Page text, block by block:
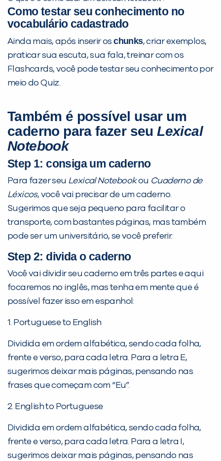
Como testar seu conhecimento no
vocabulário cadastrado
Ainda mais, após inserir oschunks, criar exemplos,
praticar sua escuta, sua fala, treinar com os
Flashcards, você pode testar seu conhecimento por
meio do Quiz.
Também é possível usar um
caderno para fazer seuLexical
Notebook
Step 1: consiga um caderno
Para fazer seu Lexical Notebookou Cuaderno de
Léxicos, você vai precisar de um caderno.
Sugerimos que seja pequeno para facilitar o
transporte, com bastantes páginas, mas também
pode ser um universitário, se você preferir.
Step 2: divida o caderno
Você vai dividir seu caderno em três partes e aqui
focaremos no inglês, mas tenha em mente que é
possível fazer isso em espanhol:
1. Portuguese to English
Dividida em ordem alfabética, sendo cada folha,
frente e verso, para cada letra. Para a letra E,
sugerimos deixar mais páginas, pensando nas
frases que começam com “Eu”.
2. English to Portuguese
Dividida em ordem alfabética, sendo cada folha,
frente e verso, para cada letra. Para a letra I,
sugerimos deixar mais páginas, pensando nas